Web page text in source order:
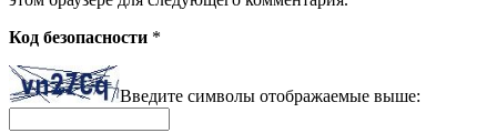
Код безопасности *
Введите символы отображаемые выше: